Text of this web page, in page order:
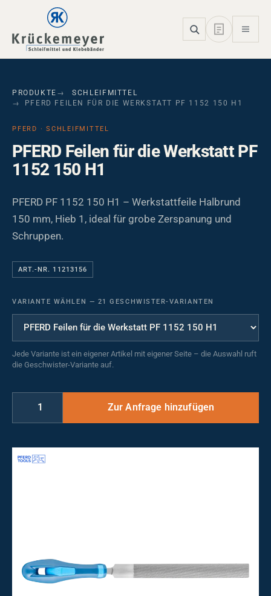
Skip to main navigation
Skip to main content
Skip to page footer
PRODUKTE
SCHLEIFMITTEL
PFERD FEILEN FÜR DIE WERKSTATT PF 1152 150 H1
PFERD · SCHLEIFMITTEL
PFERD Feilen für die Werkstatt PF
1152 150 H1
PFERD PF 1152 150 H1 – Werkstattfeile Halbrund
150 mm, Hieb 1, ideal für grobe Zerspanung und
Schruppen.
ART.-NR. 11213156
VARIANTE WÄHLEN — 21 GESCHWISTER-VARIANTEN
Jede Variante ist ein eigener Artikel mit eigener Seite – die Auswahl ruft
die Geschwister-Variante auf.